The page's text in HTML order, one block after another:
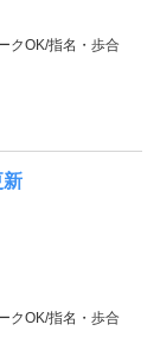
クOK/指名・歩合
新
クOK/指名・歩合